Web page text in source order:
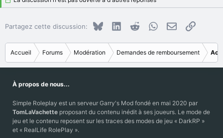
Partagez cette discussion: Bluesky LinkedInRedditWhatsApp
E-mailCopier
Accueil Forums Modération Demandes de remboursement
À propos de nous...
Simple Roleplay est un serveur Garry's Mod fondé en mai 2020 par
TomLaVachette proposant du contenu inédit à ses joueurs. Le mode de
jeu et le contenu reposent sur les traces des modes de jeu « DarkRP »
et « RealLife RolePlay ».